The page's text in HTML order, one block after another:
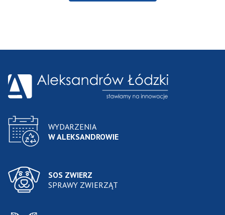
WYDARZENIA
W ALEKSANDROWIE
SOS ZWIERZ
SPRAWY ZWIERZĄT